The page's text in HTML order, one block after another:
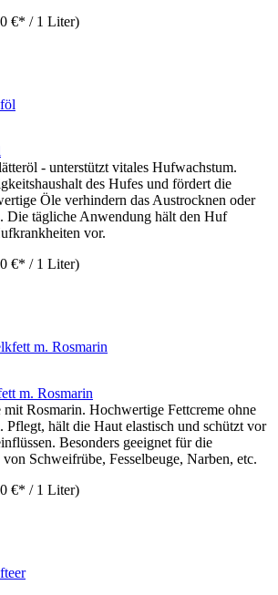
€* / 1 Liter)
- unterstützt vitales Hufwachstum.
des Hufes und fördert die
Öle verhindern das Austrocknen oder
Die tägliche Anwendung hält den Huf
vor.
€* / 1 Liter)
m. Rosmarin
Rosmarin. Hochwertige Fettcreme ohne
Pflegt, hält die Haut elastisch und schützt vor
Besonders geeignet für die
Schweifrübe, Fesselbeuge, Narben, etc.
€* / 1 Liter)